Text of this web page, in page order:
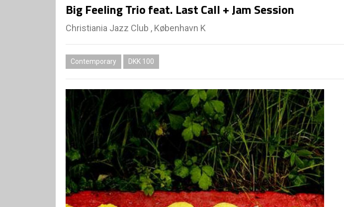
Big Feeling Trio feat. Last Call + Jam Session
Christiania Jazz Club , København K
Contemporary DKK 100